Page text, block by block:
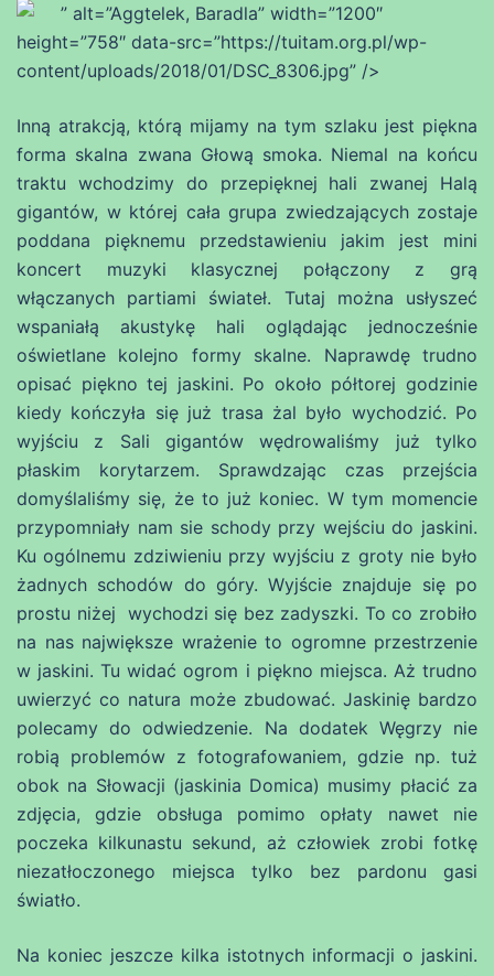
” alt=”Aggtelek, Baradla” width=”1200″
height=”758″ data-src=”https://tuitam.org.pl/wp-
content/uploads/2018/01/DSC_8306.jpg” />
Inną atrakcją, którą mijamy na tym szlaku jest piękna
forma skalna zwana Głową smoka. Niemal na końcu
traktu wchodzimy do przepięknej hali zwanej Halą
gigantów, w której cała grupa zwiedzających zostaje
poddana pięknemu przedstawieniu jakim jest mini
koncert muzyki klasycznej połączony z grą
włączanych partiami świateł. Tutaj można usłyszeć
wspaniałą akustykę hali oglądając jednocześnie
oświetlane kolejno formy skalne. Naprawdę trudno
opisać piękno tej jaskini. Po około półtorej godzinie
kiedy kończyła się już trasa żal było wychodzić. Po
wyjściu z Sali gigantów wędrowaliśmy już tylko
płaskim korytarzem. Sprawdzając czas przejścia
domyślaliśmy się, że to już koniec. W tym momencie
przypomniały nam sie schody przy wejściu do jaskini.
Ku ogólnemu zdziwieniu przy wyjściu z groty nie było
żadnych schodów do góry. Wyjście znajduje się po
prostu niżej wychodzi się bez zadyszki. To co zrobiło
na nas największe wrażenie to ogromne przestrzenie
w jaskini. Tu widać ogrom i piękno miejsca. Aż trudno
uwierzyć co natura może zbudować. Jaskinię bardzo
polecamy do odwiedzenie. Na dodatek Węgrzy nie
robią problemów z fotografowaniem, gdzie np. tuż
obok na Słowacji (jaskinia Domica) musimy płacić za
zdjęcia, gdzie obsługa pomimo opłaty nawet nie
poczeka kilkunastu sekund, aż człowiek zrobi fotkę
niezatłoczonego miejsca tylko bez pardonu gasi
światło.
Na koniec jeszcze kilka istotnych informacji o jaskini.